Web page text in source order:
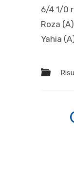
6/4 1/0
Roza
Yahia